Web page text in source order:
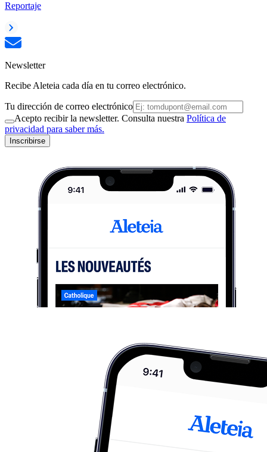
Reportaje
Newsletter
Recibe Aleteia cada día en tu correo electrónico.
Tu dirección de correo electrónico
Acepto recibir la newsletter. Consulta nuestra Política de
privacidad para saber más.
Inscribirse